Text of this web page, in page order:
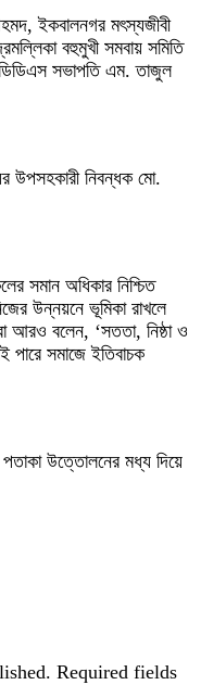
ইকবালনগর মৎস্যজীবী
বহুমুখী সমবায় সমিতি
সভাপতি এম. তাজুল
উপসহকারী নিবন্ধক মো.
সমান অধিকার নিশ্চিত
উন্নয়নে ভূমিকা রাখলে
আরও বলেন, ‘সততা, নিষ্ঠা ও
পারে সমাজে ইতিবাচক
উত্তোলনের মধ্য দিয়ে
Required fields